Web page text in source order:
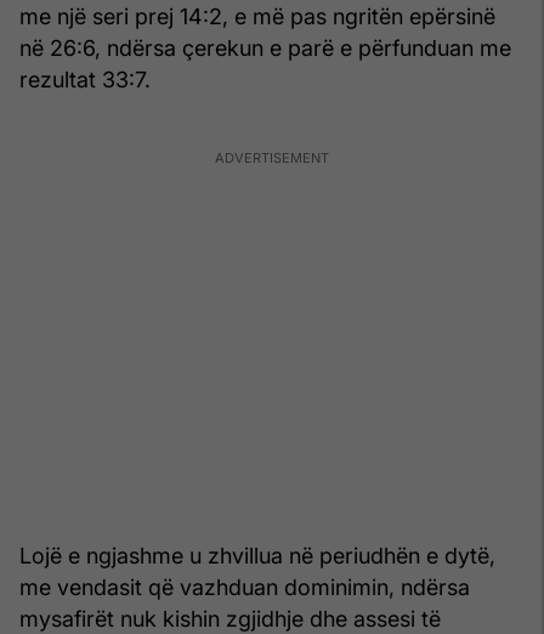
me një seri prej 14:2, e më pas ngritën epërsinë
në 26:6, ndërsa çerekun e parë e përfunduan me
rezultat 33:7.
Lojë e ngjashme u zhvillua në periudhën e dytë,
me vendasit që vazhduan dominimin, ndërsa
mysafirët nuk kishin zgjidhje dhe assesi të